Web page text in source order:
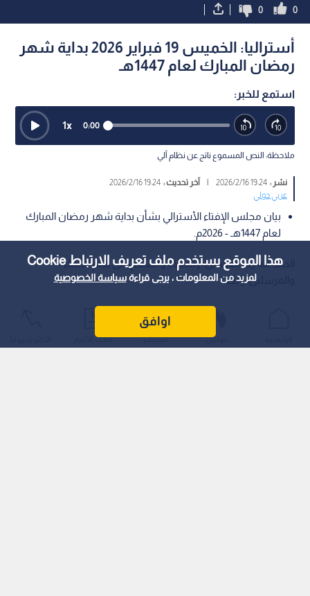
هذا الموقع يستخدم ملف تعريف الارتباط Cookie
لمزيد من المعلومات ، يرجى قراءةسياسة الخصوصية
اوافق
0
0
أستراليا: الخميس 19 فبراير 2026 بداية شهر
رمضان المبارك لعام 1447هـ
استمع للخبر:
0:00
1x
ملاحظة: النص المسموع ناتج عن نظام آلي
نشر :19:24 2026/2/16
| آخر تحديث :19:24 2026/2/16
عربي دولي
بيان مجلس الإفتاء الأسترالي بشأن بداية شهر رمضان المبارك
لعام 1447هـ - 2026م.
الحمد لله رب العالمين، والصلاة والسلام على خاتم الأنبياء
والمرسلين، وبعد..
عواجل المباشر أحدث الأخبار